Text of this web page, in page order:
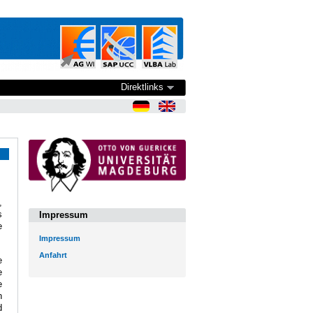
Direktlinks
Impressum
Impressum
Anfahrt